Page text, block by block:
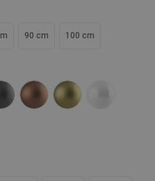
90 cm 100 cm